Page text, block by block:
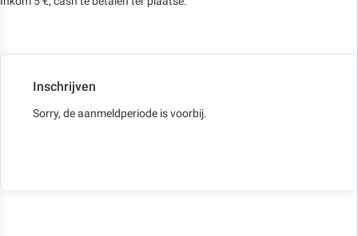
Inschrijven
Sorry, de aanmeldperiode is voorbij.